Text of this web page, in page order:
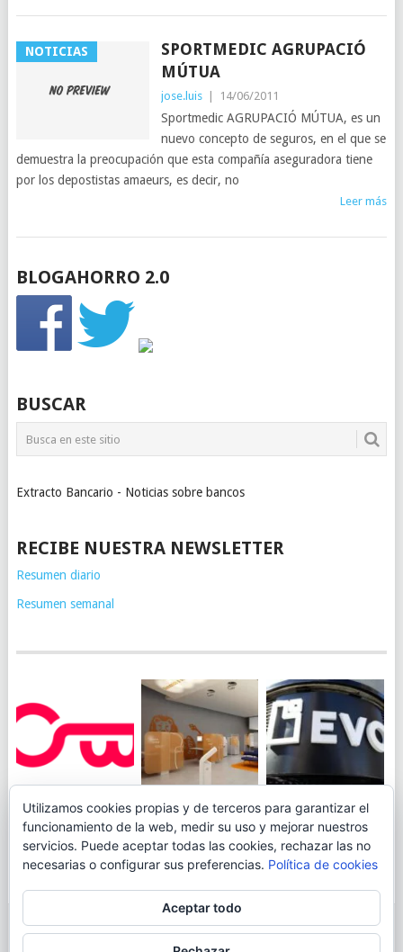
NOTICIAS
SPORTMEDIC AGRUPACIÓ
MÚTUA
jose.luis 14/06/2011
Sportmedic AGRUPACIÓ MÚTUA, es un
nuevo concepto de seguros, en el que se
demuestra la preocupación que esta compañía aseguradora tiene
por los depostistas amaeurs, es decir, no
Leer más
BLOGAHORRO 2.0
BUSCAR
Extracto Bancario - Noticias sobre bancos
RECIBE NUESTRA NEWSLETTER
Resumen diario
Resumen semanal
JUEGA AL
CANICÓDROMO
DIGITAL DE
OPENBANK
ING TOCA SUELO EN
LA RENTABILIDAD
DE SU CUENTA
NARANJA: 0,01% TAE
EVO BANK
PERMITIRÁ
INGRESAR DINERO
DESDE LAS OFICINAS
© 2026BLOGAHORRO.
Utilizamos cookies propias y de terceros para garantizar el
funcionamiento de la web, medir su uso y mejorar nuestros
servicios. Puede aceptar todas las cookies, rechazar las no
necesarias o configurar sus preferencias. Política de cookies
Aceptar todo